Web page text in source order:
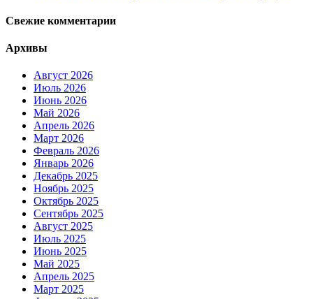
Свежие комментарии
Архивы
Август 2026
Июль 2026
Июнь 2026
Май 2026
Апрель 2026
Март 2026
Февраль 2026
Январь 2026
Декабрь 2025
Ноябрь 2025
Октябрь 2025
Сентябрь 2025
Август 2025
Июль 2025
Июнь 2025
Май 2025
Апрель 2025
Март 2025